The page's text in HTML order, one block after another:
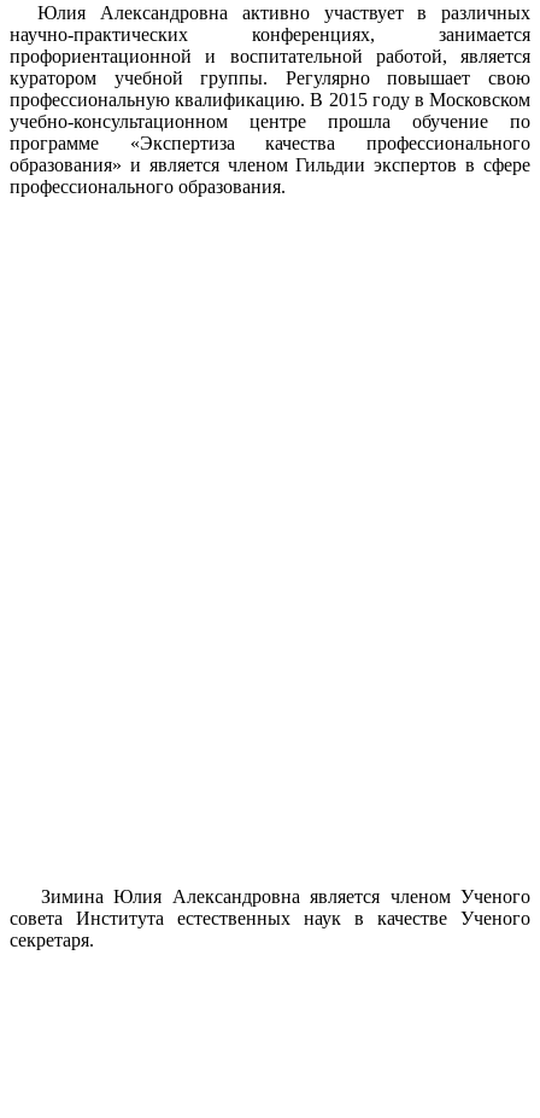
Юлия Александровна активно участвует в различных
научно-практических конференциях, занимается
профориентационной и воспитательной работой, является
куратором учебной группы. Регулярно повышает свою
профессиональную квалификацию. В 2015 году в Московском
учебно-консультационном центре прошла обучение по
программе «Экспертиза качества профессионального
образования» и является членом Гильдии экспертов в сфере
профессионального образования.
Зимина Юлия Александровна является членом Ученого
совета Института естественных наук в качестве Ученого
секретаря.